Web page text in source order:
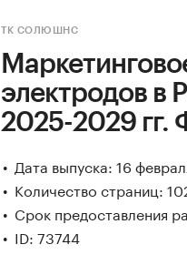
ТК СОЛЮШНС
электродов в
2025-2029 гг.
Дата выпуска: 16
Количество страниц:
Срок предоставления
ID: 73744